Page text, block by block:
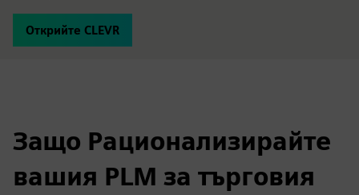
Открийте CLEVR
Защо Рационализирайте
вашия PLM за търговия